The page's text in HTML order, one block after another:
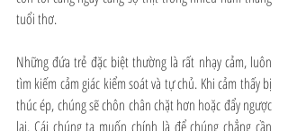
tuổi thơ.
Những đứa trẻ đặc biệt thường là rất nhạy cảm, luôn
tìm kiếm cảm giác kiểm soát và tự chủ. Khi cảm thấy bị
thúc ép, chúng sẽ chôn chân chặt hơn hoặc đẩy ngược
lại. Cái chúng ta muốn chính là để chúng chẳng cần